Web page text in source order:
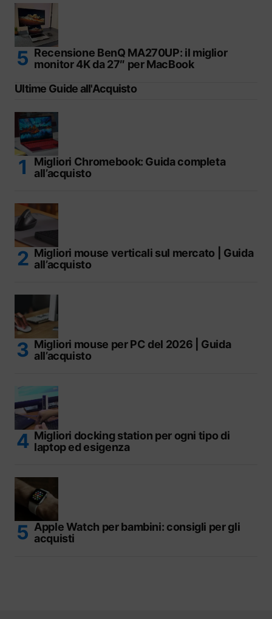
Recensione BenQ MA270UP: il miglior
monitor 4K da 27″ per MacBook
Ultime Guide all'Acquisto
Migliori Chromebook: Guida completa
all’acquisto
Migliori mouse verticali sul mercato | Guida
all’acquisto
Migliori mouse per PC del 2026 | Guida
all’acquisto
Migliori docking station per ogni tipo di
laptop ed esigenza
Apple Watch per bambini: consigli per gli
acquisti